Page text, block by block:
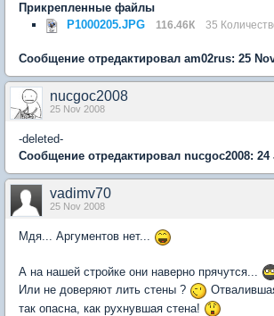
Прикрепленные файлы
P1000205.JPG
116.46К 35
Сообщение отредактировал am02rus: 25
nucgoc2008
25 Nov 2008
-deleted-
Сообщение отредактировал nucgoc2008: 24
vadimv70
25 Nov 2008
Мдя... Аргументов нет...
А на нашей стройке они наверно прячутся...
Или не доверяют лить стены ?
так опасна, как рухнувшая стена!